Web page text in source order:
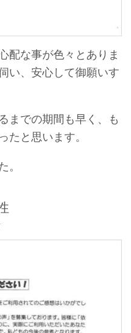
配な事が色々とありま
い、安心して御願いす
までの期間も早く、も
たと思います。
。